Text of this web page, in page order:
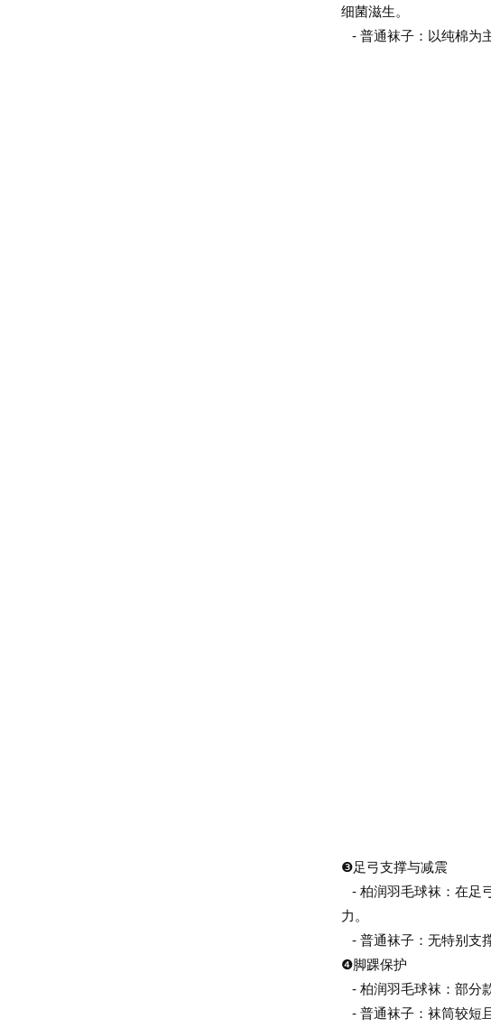
细菌滋生。
- 普通袜子：以纯棉为
❸足弓支撑与减震
- 柏润羽毛球袜：在足
力。
- 普通袜子：无特别支
❹脚踝保护
- 柏润羽毛球袜：部分
- 普通袜子：袜筒较短